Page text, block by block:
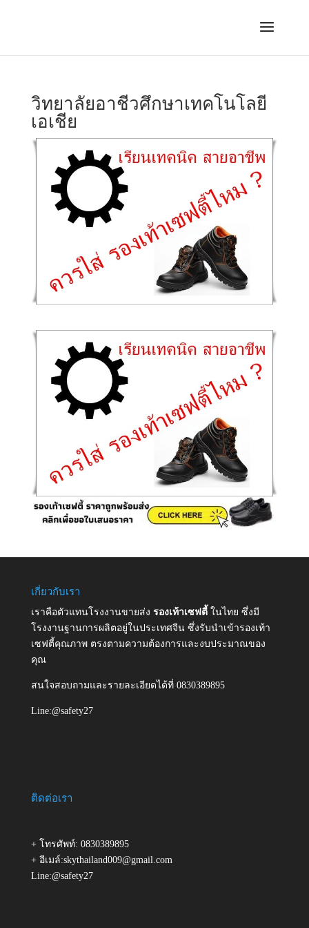
วิทยาลัยอาชีวศึกษาเทคโนโลยี
เอเชีย
เกี่ยวกับเรา
เราคือตัวแทนโรงงานขายส่ง รองเท้าเซฟตี้ ในไทย ซึ่งมี
โรงงานฐานการผลิตอยู่ในประเทศจีน ซึ่งรับนำเข้ารองเท้า
เซฟตี้คุณภาพ ตรงตามความต้องการและงบประมาณของ
คุณ
สนใจสอบถามและรายละเอียดได้ที่ 0830389895
Line:@safety27
ติดต่อเรา
+ โทรศัพท์: 0830389895
+ อีเมล์:skythailand009@gmail.com
Line:@safety27